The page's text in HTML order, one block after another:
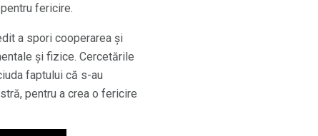
fericire.
a spori cooperarea și
și fizice. Cercetările
faptului că s-au
pentru a crea o fericire